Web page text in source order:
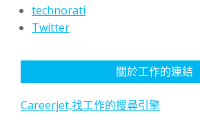
technorati
Twitter
關於工作的連結
Careerjet,找工作的搜尋引擎